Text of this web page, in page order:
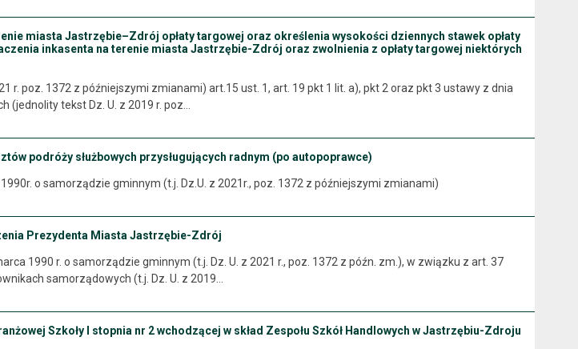
miasta Jastrzębie–Zdrój opłaty targowej oraz określenia wysokości dziennych stawek opłaty
inkasenta na terenie miasta Jastrzębie-Zdrój oraz zwolnienia z opłaty targowej niektórych
r. poz. 1372 z późniejszymi zmianami) art.15 ust. 1, art. 19 pkt 1 lit. a), pkt 2 oraz pkt 3 ustawy z dnia
(jednolity tekst Dz. U. z 2019 r. poz…
podróży służbowych przysługujących radnym (po autopoprawce)
o samorządzie gminnym (t.j. Dz.U. z 2021r., poz. 1372 z późniejszymi zmianami)
Prezydenta Miasta Jastrzębie-Zdrój
1990 r. o samorządzie gminnym (t.j. Dz. U. z 2021 r., poz. 1372 z późn. zm.), w związku z art. 37
samorządowych (t.j. Dz. U. z 2019…
Szkoły I stopnia nr 2 wchodzącej w skład Zespołu Szkół Handlowych w Jastrzębiu-Zdroju